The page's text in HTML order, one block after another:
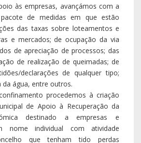
às empresas, avançámos com a
de medidas em que estão
das taxas sobre loteamentos e
e mercados; de ocupação da via
de apreciação de processos; das
de realização de queimadas; de
declarações de qualquer tipo;
água, entre outros.
procedemos à criação
de Apoio à Recuperação da
destinado a empresas e
nome individual com atividade
que tenham tido perdas